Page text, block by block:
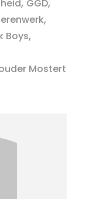
GGD
,
Boys,
Mostert